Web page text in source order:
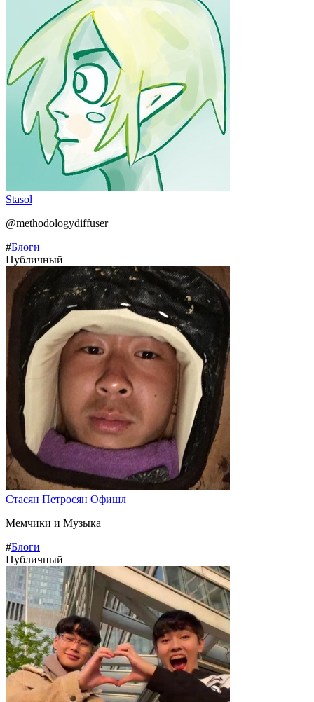
Stasol
@methodologydiffuser
#Блоги
Публичный
Стасян Петросян Офишл
Мемчики и Музыка
#Блоги
Публичный